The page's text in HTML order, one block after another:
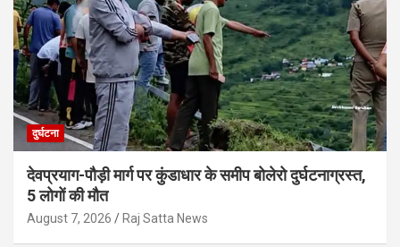
दुर्घटना
देवप्रयाग-पौड़ी मार्ग पर कुंडाधार के समीप बोलेरो दुर्घटनाग्रस्त,
5 लोगों की मौत
August 7, 2026 Raj Satta News